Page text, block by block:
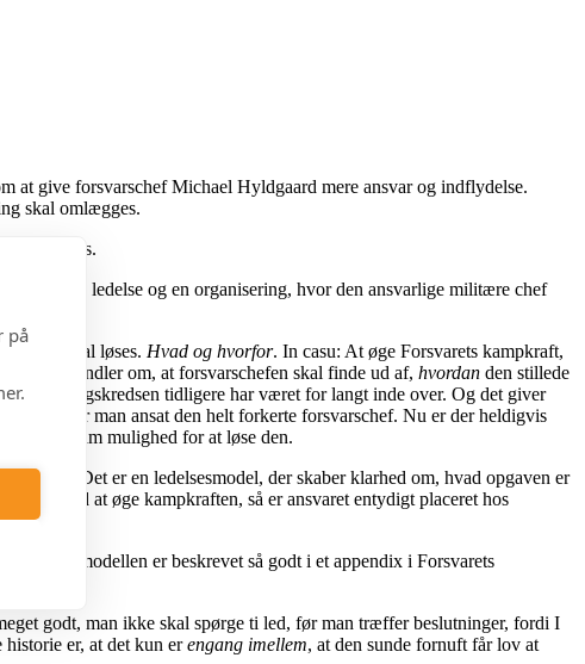
på
at give forsvarschef Michael Hyldgaard mere ansvar og indflydelse.
skal omlægges.
vis.
militære ledelse og en organisering, hvor den ansvarlige militære chef
den skal løses. Hvad og hvorfor. In casu: At øge Forsvarets kampkraft,
det handler om, at forsvarschefen skal finde ud af, hvordan den stillede
forligskredsen tidligere har været for langt inde over. Og det giver
så har man ansat den helt forkerte forsvarschef. Nu er der heldigvis
giver ham mulighed for at løse den.
Det er en ledelsesmodel, der skaber klarhed om, hvad opgaven er
lykkes med at øge kampkraften, så er ansvaret entydigt placeret hos
er beskrevet så godt i et appendix i Forsvarets
godt, man ikke skal spørge ti led, før man træffer beslutninger, fordi I
er, at det kun erengang imellem, at den sunde fornuft får lov at